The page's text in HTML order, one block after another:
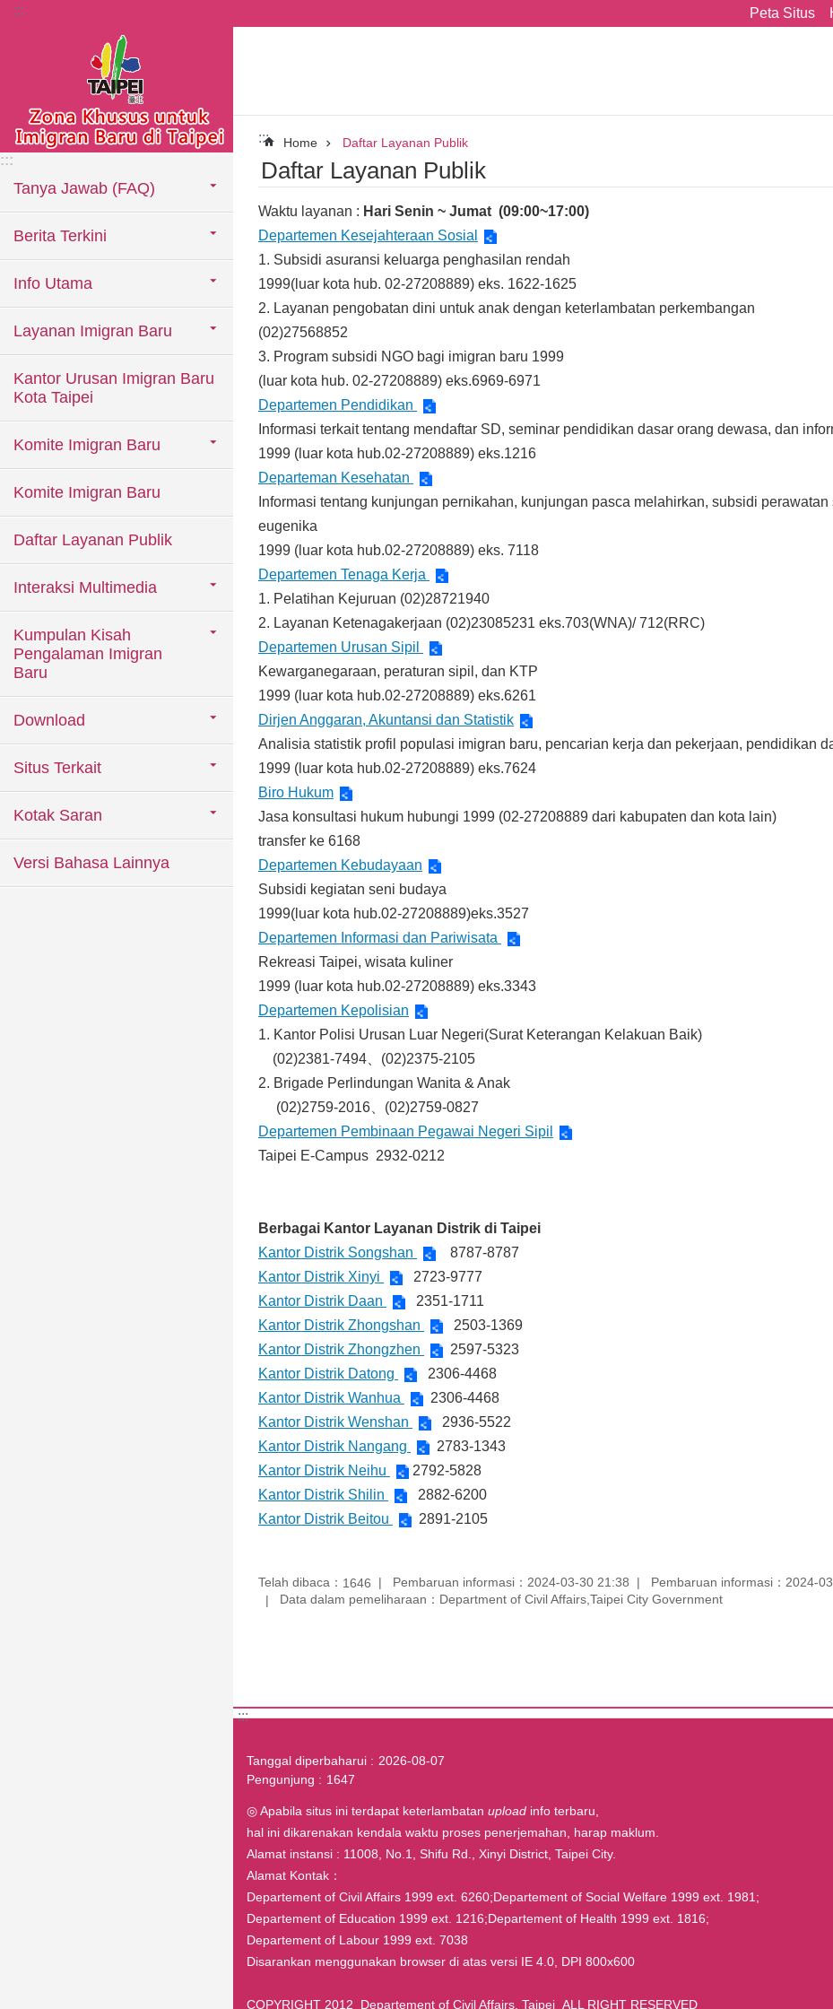
Lompat ke blok konten utama
::: Peta Situs
:::
Tanya Jawab (FAQ)
Berita Terkini
Info Utama
Layanan Imigran Baru
Kantor Urusan Imigran Baru
Kota Taipei
Komite Imigran Baru
Komite Imigran Baru
Daftar Layanan Publik
Interaksi Multimedia
Kumpulan Kisah
Pengalaman Imigran
Baru
Download
Situs Terkait
Kotak Saran
Versi Bahasa Lainnya
::: Home Daftar Layanan Publik
Daftar Layanan Publik
Waktu layanan : Hari Senin ~ Jumat (09:00~17:00)
Departemen Kesejahteraan Sosial
1. Subsidi asuransi keluarga penghasilan rendah
1999(luar kota hub. 02-27208889) eks. 1622-1625
2. Layanan pengobatan dini untuk anak dengan keterlambatan perkembangan
(02)27568852
3. Program subsidi NGO bagi imigran baru 1999
(luar kota hub. 02-27208889) eks.6969-6971
Departemen Pendidikan
Informasi terkait tentang mendaftar SD, seminar pendidikan dasar orang dewasa, dan
1999 (luar kota hub.02-27208889) eks.1216
Departeman Kesehatan
Informasi tentang kunjungan pernikahan, kunjungan pasca melahirkan, subsidi
eugenika
1999 (luar kota hub.02-27208889) eks. 7118
Departemen Tenaga Kerja
1. Pelatihan Kejuruan (02)28721940
2. Layanan Ketenagakerjaan (02)23085231 eks.703(WNA)/ 712(RRC)
Departemen Urusan Sipil
Kewarganegaraan, peraturan sipil, dan KTP
1999 (luar kota hub.02-27208889) eks.6261
Dirjen Anggaran, Akuntansi dan Statistik
Analisia statistik profil populasi imigran baru, pencarian kerja dan pekerjaan, pendidikan
1999 (luar kota hub.02-27208889) eks.7624
Biro Hukum
Jasa konsultasi hukum hubungi 1999 (02-27208889 dari kabupaten dan kota lain)
transfer ke 6168
Departemen Kebudayaan
Subsidi kegiatan seni budaya
1999(luar kota hub.02-27208889)eks.3527
Departemen Informasi dan Pariwisata
Rekreasi Taipei, wisata kuliner
1999 (luar kota hub.02-27208889) eks.3343
Departemen Kepolisian
1. Kantor Polisi Urusan Luar Negeri(Surat Keterangan Kelakuan Baik)
(02)2381-7494、(02)2375-2105
2. Brigade Perlindungan Wanita & Anak
(02)2759-2016、(02)2759-0827
Departemen Pembinaan Pegawai Negeri Sipil
Taipei E-Campus 2932-0212
Berbagai Kantor Layanan Distrik di Taipei
Kantor Distrik Songshan
8787-8787
Kantor Distrik Xinyi
2723-9777
Kantor Distrik Daan
2351-1711
Kantor Distrik Zhongshan
2503-1369
Kantor Distrik Zhongzhen
2597-5323
Kantor Distrik Datong
2306-4468
Kantor Distrik Wanhua
2306-4468
Kantor Distrik Wenshan
2936-5522
Kantor Distrik Nangang
2783-1343
Kantor Distrik Neihu
2792-5828
Kantor Distrik Shilin
2882-6200
Kantor Distrik Beitou
2891-2105
Telah dibaca： 1646 Pembaruan informasi：2024-03-30 21:38
Pembaruan informasi：2024-
Data dalam pemeliharaan：Department of Civil Affairs,Taipei City Government
:::
Tanggal diperbaharui
2026-08-07
Pengunjung
1647
◎ Apabila situs ini terdapat keterlambatan upload info terbaru,
hal ini dikarenakan kendala waktu proses penerjemahan, harap maklum.
Alamat instansi : 11008, No.1, Shifu Rd., Xinyi District, Taipei City.
Alamat Kontak：
Departement of Civil Affairs 1999 ext. 6260;Departement of Social Welfare 1999 ext. 1981;
Departement of Education 1999 ext. 1216;Departement of Health 1999 ext. 1816;
Departement of Labour 1999 ext. 7038
Disarankan menggunakan browser di atas versi IE 4.0, DPI 800x600
COPYRIGHT 2012 Departement of Civil Affairs, Taipei ALL RIGHT RESERVED